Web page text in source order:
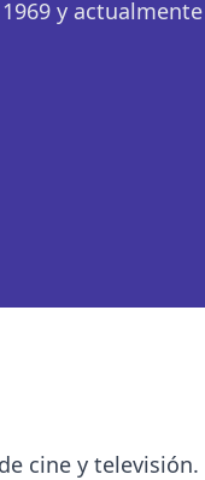
y
cine y televisión.